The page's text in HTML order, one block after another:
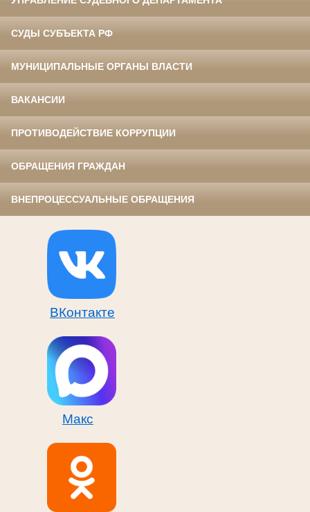
СУДЫ СУБЪЕКТА РФ
МУНИЦИПАЛЬНЫЕ ОРГАНЫ ВЛАСТИ
ВАКАНСИИ
ПРОТИВОДЕЙСТВИЕ КОРРУПЦИИ
ОБРАЩЕНИЯ ГРАЖДАН
ВНЕПРОЦЕССУАЛЬНЫЕ ОБРАЩЕНИЯ
ВКонтакте
Макс